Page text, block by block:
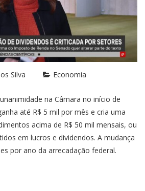
Silva Economia
na Câmara no início de
até R$ 5 mil por mês e cria uma
acima de R$ 50 mil mensais, ou
em lucros e dividendos. A mudança
por ano da arrecadação federal.